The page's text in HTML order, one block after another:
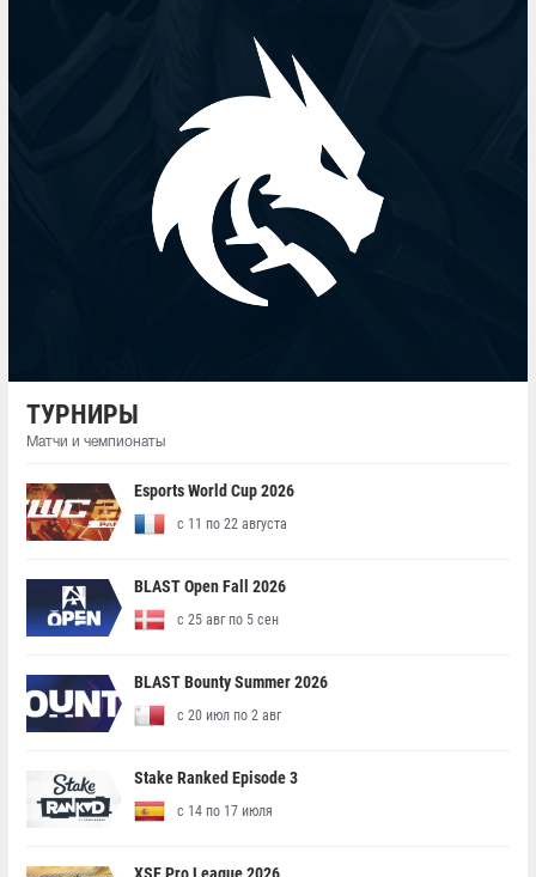
ТУРНИРЫ
Матчи и чемпионаты
Esports World Cup 2026
с 11 по 22 августа
BLAST Open Fall 2026
с 25 авг по 5 сен
BLAST Bounty Summer 2026
с 20 июл по 2 авг
Stake Ranked Episode 3
с 14 по 17 июля
XSE Pro League 2026